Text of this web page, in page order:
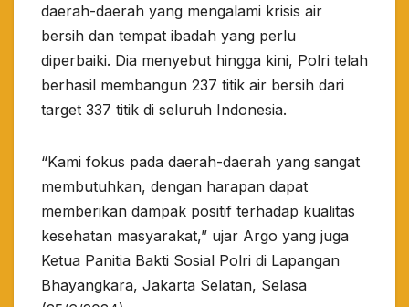
daerah-daerah yang mengalami krisis air
bersih dan tempat ibadah yang perlu
diperbaiki. Dia menyebut hingga kini, Polri telah
berhasil membangun 237 titik air bersih dari
target 337 titik di seluruh Indonesia.
“Kami fokus pada daerah-daerah yang sangat
membutuhkan, dengan harapan dapat
memberikan dampak positif terhadap kualitas
kesehatan masyarakat,” ujar Argo yang juga
Ketua Panitia Bakti Sosial Polri di Lapangan
Bhayangkara, Jakarta Selatan, Selasa